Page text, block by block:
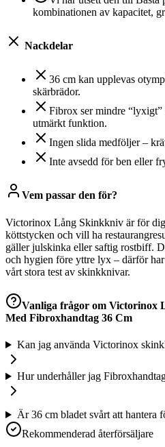
kombinationen av kapacitet,
Nackdelar
36 cm kan upplevas
skärbrädor.
Fibrox ser mindre
utmärkt funktion.
Ingen slida medföljer –
Inte avsedd för ben eller
Vem passar den för?
Victorinox Lång Skinkkniv är för dig
köttstycken och vill ha
gäller julskinka eller saftig rostbiff.
och hygien före yttre lyx – därför
vårt stora test av skinkknivar.
Vanliga frågor om Victorinox
Med Fibroxhandtag 36 Cm
Kan jag använda Victorinox
Hur underhåller jag
Är 36 cm bladet svårt att hantera
Rekommenderad återförsäljare